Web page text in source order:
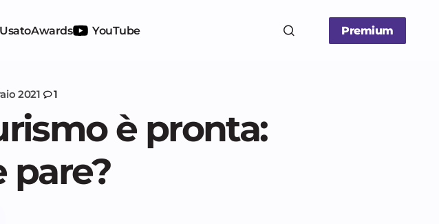
UsatoAwards YouTube Premium
2021 1
è pronta:
pare?